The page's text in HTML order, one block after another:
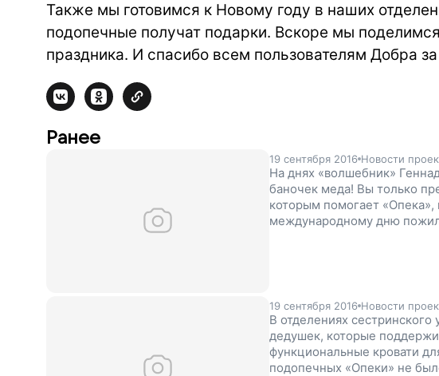
Также мы готовимся к Новому году в наших
подопечные получат подарки. Вскоре мы
праздника. И спасибо всем пользователям Добра
Ранее
19 сентября 2016 Новости
На днях «волшебник»
баночек меда! Вы только
которым помогает «Опека»,
международному дню
19 сентября 2016 Новости
В отделениях
дедушек, которые
функциональные кровати
подопечных «Опеки» не